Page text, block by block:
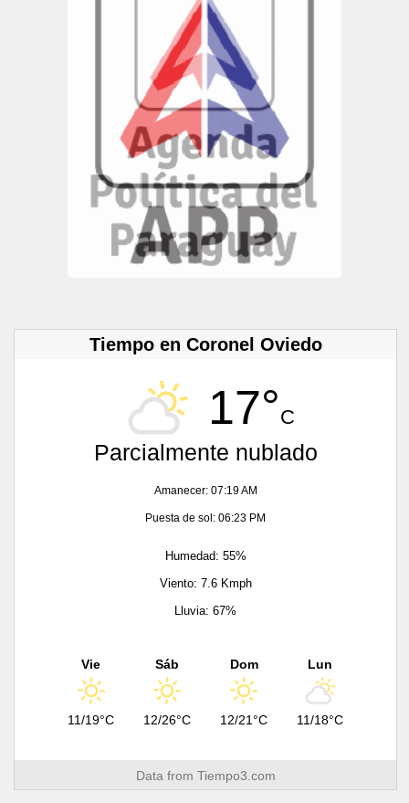
Tiempo en Coronel Oviedo
17°C
Parcialmente nublado
Amanecer: 07:19 AM
Puesta de sol: 06:23 PM
Humedad: 55%
Viento: 7.6 Kmph
Lluvia: 67%
Vie
11/19°C
Sáb
12/26°C
Dom
12/21°C
Lun
11/18°C
Data from Tiempo3.com